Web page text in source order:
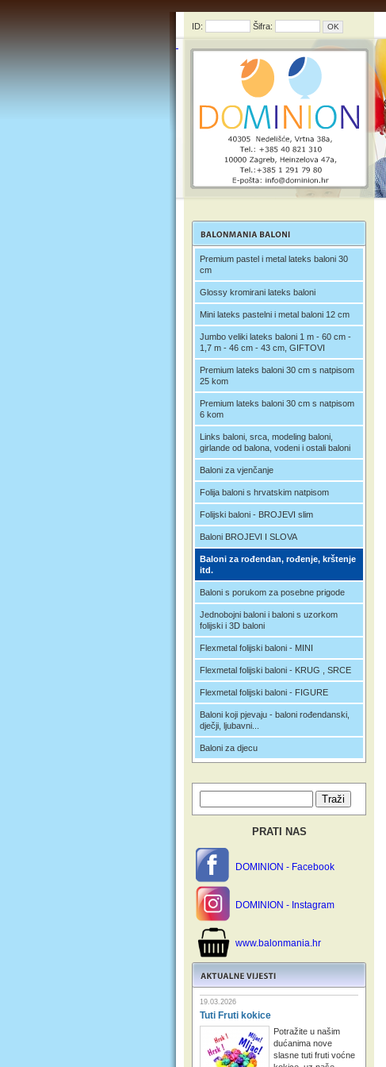
ID: Šifra:
Premium pastel i metal lateks baloni 30
cm
Glossy kromirani lateks baloni
Mini lateks pastelni i metal baloni 12 cm
Jumbo veliki lateks baloni 1 m - 60 cm -
1,7 m - 46 cm - 43 cm, GIFTOVI
Premium lateks baloni 30 cm s natpisom
25 kom
Premium lateks baloni 30 cm s natpisom
6 kom
Links baloni, srca, modeling baloni,
girlande od balona, vodeni i ostali baloni
Baloni za vjenčanje
Folija baloni s hrvatskim natpisom
Folijski baloni - BROJEVI slim
Baloni BROJEVI I SLOVA
Baloni za rođendan, rođenje, krštenje
itd.
Baloni s porukom za posebne prigode
Jednobojni baloni i baloni s uzorkom
folijski i 3D baloni
Flexmetal folijski baloni - MINI
Flexmetal folijski baloni - KRUG , SRCE
Flexmetal folijski baloni - FIGURE
Baloni koji pjevaju - baloni rođendanski,
dječji, ljubavni...
Baloni za djecu
PRATI NAS
DOMINION - Facebook
DOMINION - Instagram
www.balonmania.hr
19.03.2026
Tuti Fruti kokice
Potražite u našim
dućanima nove
slasne tuti fruti voćne